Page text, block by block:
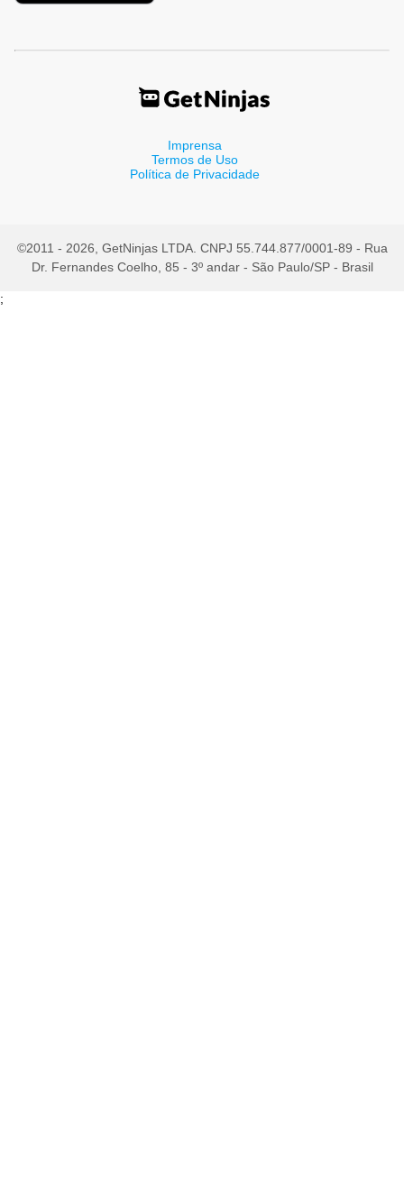
Imprensa
Termos de Uso
Política de Privacidade
©2011 - 2026, GetNinjas LTDA. CNPJ 55.744.877/0001-89 - Rua
Dr. Fernandes Coelho, 85 - 3º andar - São Paulo/SP - Brasil
;